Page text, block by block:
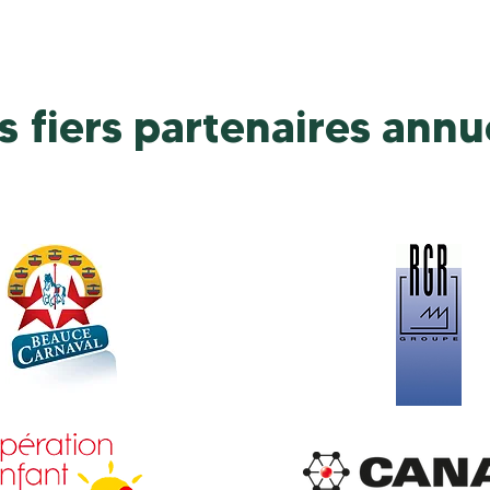
fiers partenaires